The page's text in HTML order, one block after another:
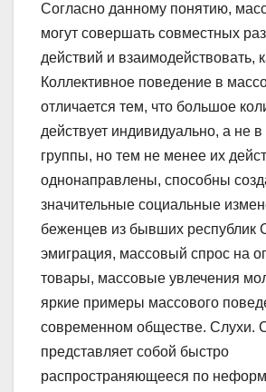
Согласно данному понятию,
могут совершать совместных
действий и взаимодействовать,
Коллективное поведение в
отличается тем, что большое
действует индивидуально, а не в
группы, но тем не менее их
однонаправлены, способны
значительные социальные
беженцев из бывших республик
эмиграция, массовый спрос на
товары, массовые увлечения
яркие примеры массового
современном обществе. Слухи.
представляет собой быстро
распространяющееся по